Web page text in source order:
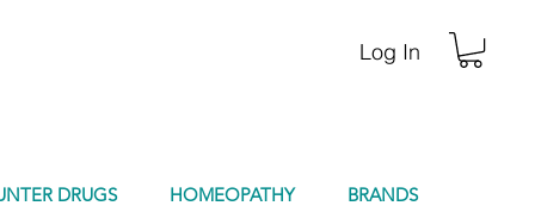
Log In
DRUGS HOMEOPATHY BRANDS